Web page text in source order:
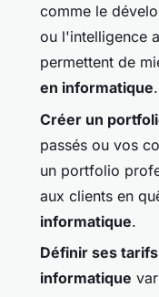
comme le
ou l'intelligence
permettent de
en informatique.
Créer un
passés ou vos
un portfolio
aux clients en
informatique.
Définir ses tarifs
informatique